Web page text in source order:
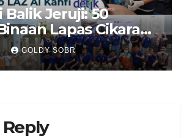
Balik Jeruji: 50
Lapas Cikarang
Ikuti Program Hapus
Al Kahfi
GOLDY SOBR